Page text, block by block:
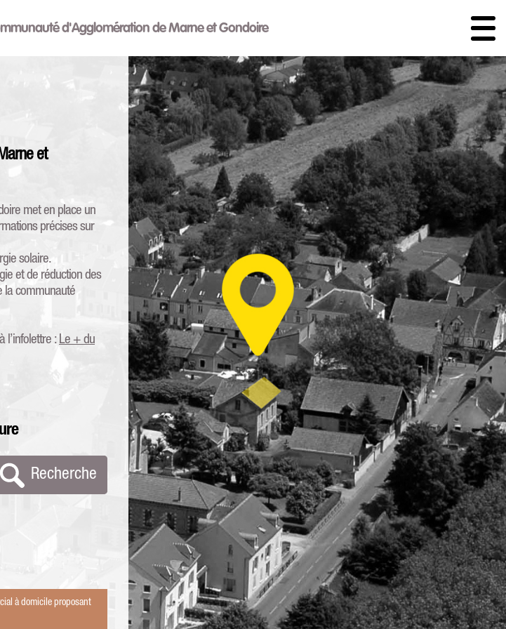
d'Agglomération de Marne et Gondoire
et
met en place un
précises sur
solaire.
et de réduction des
la communauté
l’infolettre : Le + du
Recherche
à domicile proposant